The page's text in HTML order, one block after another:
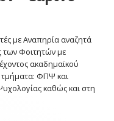
με Αναπηρία αναζητά
των Φοιτητών με
ακαδημαϊκού
τμήματα: ΦΠΨ και
καθώς και στη